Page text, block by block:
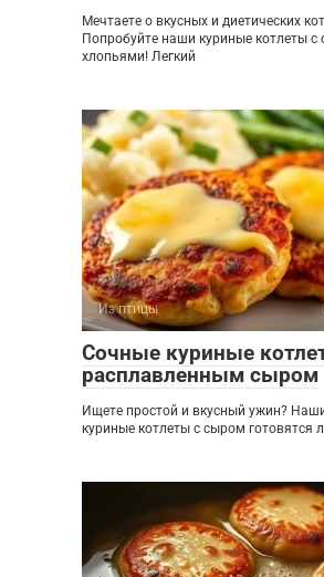
Мечтаете о вкусных и диетических
Попробуйте наши куриные котлеты с
хлопьями! Легкий
Из птицы
Сочные куриные
расплавленным сыром
Ищете простой и вкусный ужин?
куриные котлеты с сыром готовятся